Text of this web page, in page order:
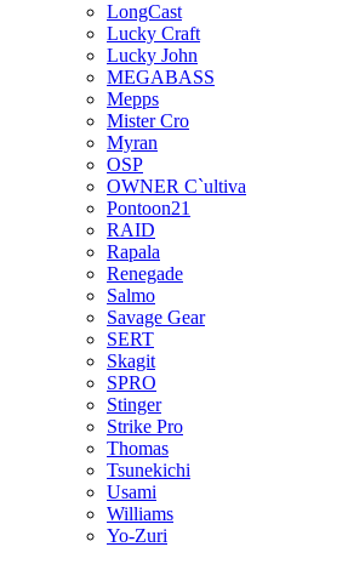
LongCast
Lucky Craft
Lucky John
MEGABASS
Mepps
Mister Cro
Myran
OSP
OWNER C`ultiva
Pontoon21
RAID
Rapala
Renegade
Salmo
Savage Gear
SERT
Skagit
SPRO
Stinger
Strike Pro
Thomas
Tsunekichi
Usami
Williams
Yo-Zuri